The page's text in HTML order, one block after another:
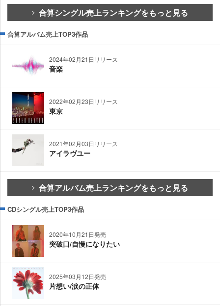
合算シングル売上ランキングをもっと見る
合算アルバム売上TOP3作品
2024年02月21日リリース
音楽
2022年02月23日リリース
東京
2021年02月03日リリース
アイラヴユー
合算アルバム売上ランキングをもっと見る
CDシングル売上TOP3作品
2020年10月21日発売
突破口/自慢になりたい
2025年03月12日発売
片想い/涙の正体